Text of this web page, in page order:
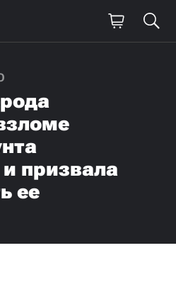
призвала
ее